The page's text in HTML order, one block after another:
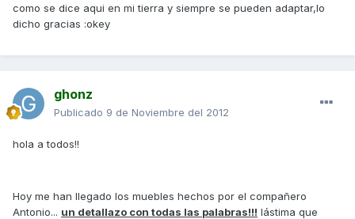
como se dice aqui en mi tierra y siempre se pueden adaptar,lo
dicho gracias :okey
ghonz
Publicado 9 de Noviembre del 2012
hola a todos!!
Hoy me han llegado los muebles hechos por el compañero
Antonio... un detallazo con todas las palabras!!! lástima que